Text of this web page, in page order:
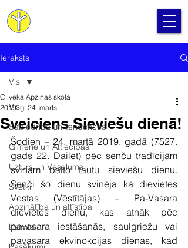
Ieraksts
Visi
Sabiedrība un Tendences
Ģimene un Attiecības
Uzturs un Veselums
Svētki
Apzinātība un attīstība
Dzimta
Visi
Sveiciens Sieviešu dienā!
Cilvēka Apziņas skola
2019. g. 24. marts
Šodien – 24. martā 2019. gadā (7527.
gads 22. Dailet) pēc senču tradīcijām
svinam balto tautu sieviešu dienu.
Senči šo dienu svinēja kā dievietes
Vestas (Vēstītājas) – Pa-Vasara
dievietes dienu, kas atnāk pēc
pavasara iestāšanās, saulgriežu vai
pavasara ekvinokcijas dienas, kad